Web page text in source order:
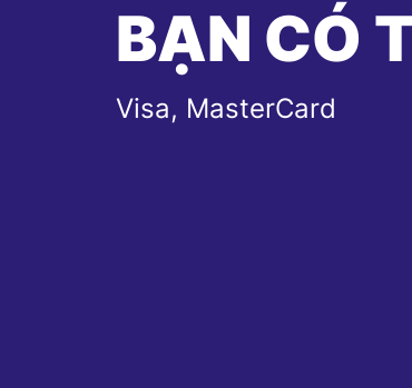
BẠN CÓ
Visa, MasterCard